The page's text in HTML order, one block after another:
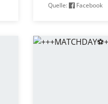
Quelle: Facebook